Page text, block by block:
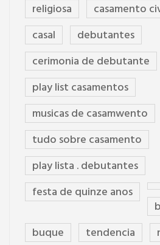
religiosa
casamento
casal
debutantes
cerimonia de debutante
play list casamentos
musicas de casamwento
tudo sobre casamento
play lista . debutantes
festa de quinze anos
buque
tendencia